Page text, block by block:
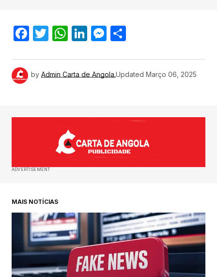
Facebook
Twitter
WhatsApp
LinkedIn
Messenger
by Admin Carta de Angola.Updated Março 06, 2025
ADVERTISEMENT
MAIS NOTÍCIAS